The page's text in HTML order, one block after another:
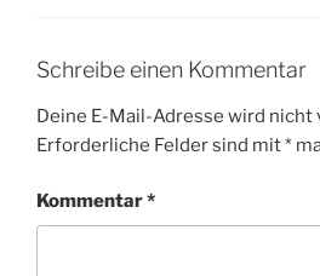
Schreibe einen Kommentar
Deine E-Mail-Adresse wird
Erforderliche Felder sind mit*
Kommentar*